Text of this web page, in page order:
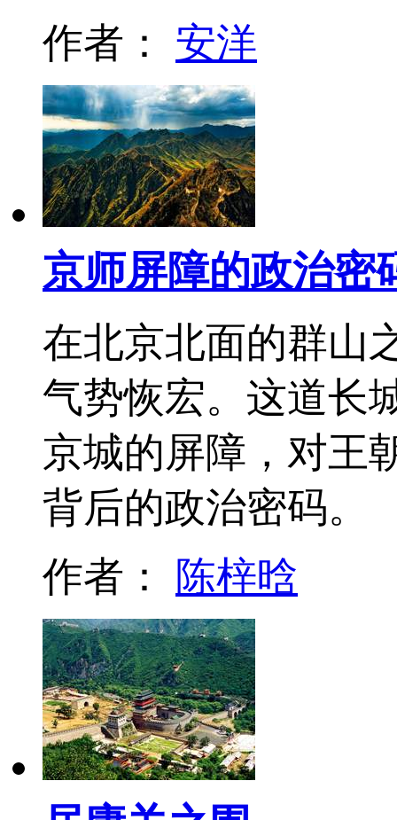
作者： 安洋
京师屏障的政治密
在北京北面的群山
气势恢宏。这道长
京城的屏障，对王
背后的政治密码。
作者： 陈梓晗